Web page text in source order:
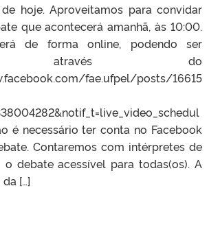
hoje. Aproveitamos para convidar
que acontecerá amanhã, às 10:00.
de forma online, podendo ser
através do
fae.ufpel/posts/16615
é necessário ter conta no Facebook
Contaremos com intérpretes de
o debate acessível para todas(os). A
[…]